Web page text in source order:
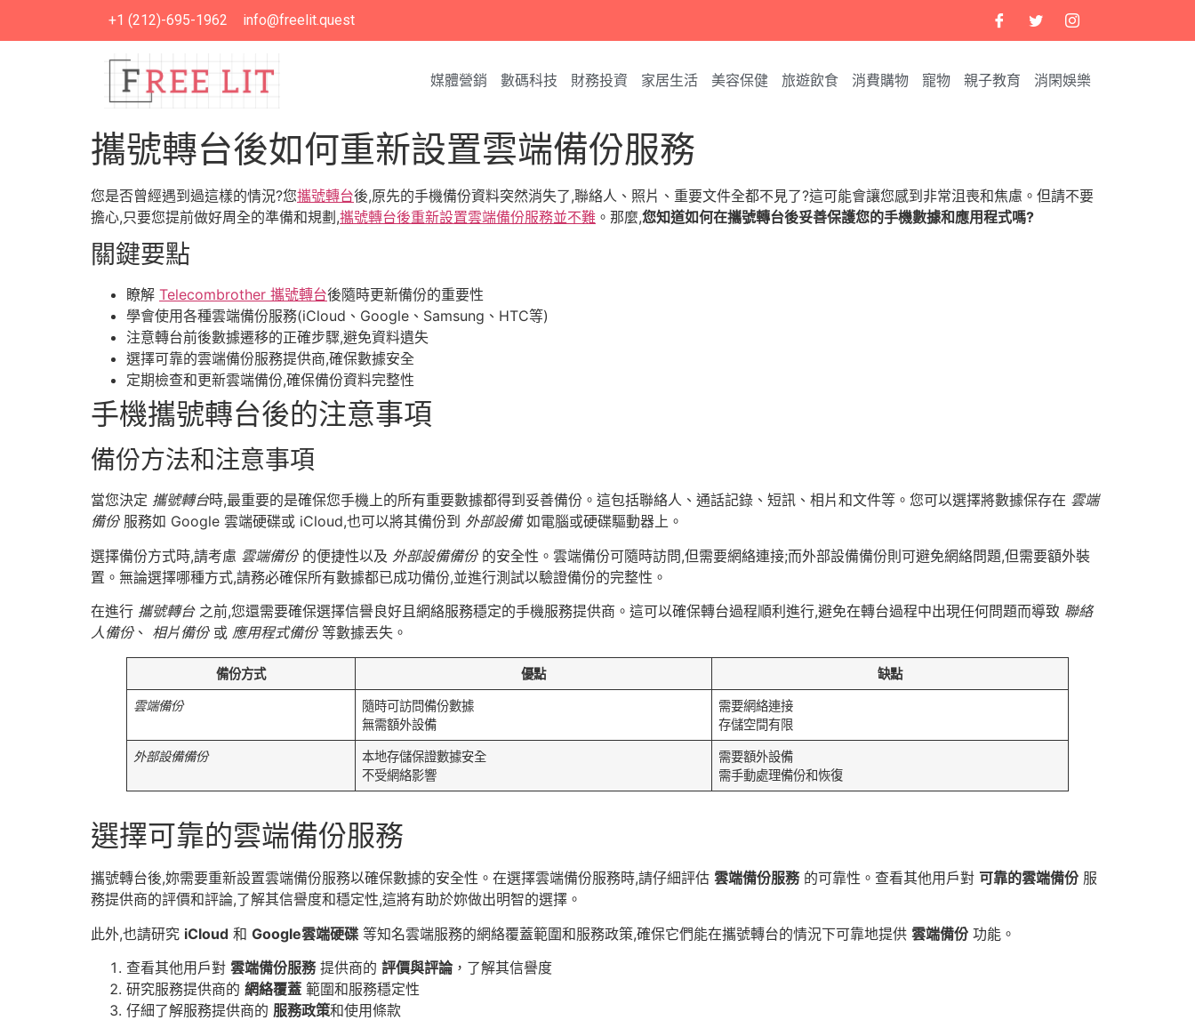
+1 (212)-695-1962 info@freelit.quest
媒體營銷 數碼科技 財務投資 家居生活 美容保健 旅遊飲食 消費購物 寵物 親子教育 消閑娛樂
攜號轉台後如何重新設置雲端備份服務
您是否曾經遇到過這樣的情況?您攜號轉台後,原先的手機備份資料突然消失了,聯絡人、照片、重要文件全都不見了?這可能會讓您感到非常沮喪和焦慮。但請不要
擔心,只要您提前做好周全的準備和規劃,攜號轉台後重新設置雲端備份服務並不難 。那麼,您知道如何在攜號轉台後妥善保護您的手機數據和應用程式嗎?
關鍵要點
瞭解 Telecombrother 攜號轉台後隨時更新備份的重要性
學會使用各種雲端備份服務(iCloud、Google、Samsung、HTC等)
注意轉台前後數據遷移的正確步驟,避免資料遺失
選擇可靠的雲端備份服務提供商,確保數據安全
定期檢查和更新雲端備份,確保備份資料完整性
手機攜號轉台後的注意事項
備份方法和注意事項
當您決定 攜號轉台時,最重要的是確保您手機上的所有重要數據都得到妥善備份。這包括聯絡人、通話記錄、短訊、相片和文件等。您可以選擇將數據保存在 雲端
備份服務如 Google 雲端硬碟或 iCloud,也可以將其備份到 外部設備如電腦或硬碟驅動器上。
選擇備份方式時,請考慮 雲端備份的便捷性以及 外部設備備份的安全性。雲端備份可隨時訪問,但需要網絡連接;而外部設備備份則可避免網絡問題,但需要額外裝
置。無論選擇哪種方式,請務必確保所有數據都已成功備份,並進行測試以驗證備份的完整性。
在進行 攜號轉台之前,您還需要確保選擇信譽良好且網絡服務穩定的手機服務提供商。這可以確保轉台過程順利進行,避免在轉台過程中出現任何問題而導致 聯絡
人備份、 相片備份或 應用程式備份等數據丟失。
備份方式 優點 缺點
雲端備份
隨時可訪問備份數據
無需額外設備
需要網絡連接
存儲空間有限
外部設備備份
本地存儲保證數據安全
不受網絡影響
需要額外設備
需手動處理備份和恢復
選擇可靠的雲端備份服務
攜號轉台後,妳需要重新設置雲端備份服務以確保數據的安全性。在選擇雲端備份服務時,請仔細評估 雲端備份服務的可靠性。查看其他用戶對 可靠的雲端備份 服
務提供商的評價和評論,了解其信譽度和穩定性,這將有助於妳做出明智的選擇。
此外,也請研究 iCloud 和 Google雲端硬碟 等知名雲端服務的網絡覆蓋範圍和服務政策,確保它們能在攜號轉台的情況下可靠地提供 雲端備份 功能。
查看其他用戶對 雲端備份服務提供商的 評價與評論，了解其信譽度
研究服務提供商的 網絡覆蓋 範圍和服務穩定性
仔細了解服務提供商的 服務政策和使用條款